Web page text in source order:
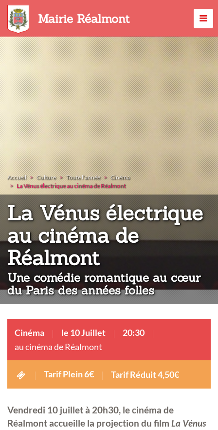
Aller
contenu
principal
Mairie Réalmont
Accueil Culture Toute l'année
Cinéma
La Vénus électrique au cinéma de Réalmont
La Vénus électrique
au cinéma de
Réalmont:
Une comédie romantique au cœur
du Paris des années folles
Cinéma le 10 Juillet
20:30
au cinéma de Réalmont
Tarif Plein 6€ Tarif Réduit 4,50€
Vendredi 10 juillet à 20h30, le cinéma de
Réalmont accueille la projection du film La Vénus